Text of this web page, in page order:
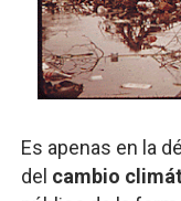
Es apenas en la
del cambio